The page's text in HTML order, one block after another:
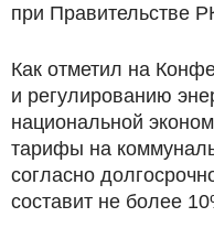
при Правительстве
Как отметил на
и регулированию
национальной
тарифы на
согласно
составит не более